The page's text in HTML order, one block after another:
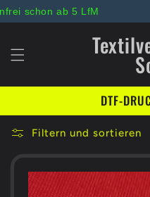
ab 5 LfM
zum
DTF-
Filtern und sortieren